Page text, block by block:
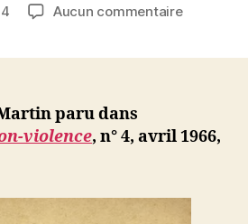
de
N
Aucun commentairesur
La
paru dans
violence, n° 4, avril 1966,